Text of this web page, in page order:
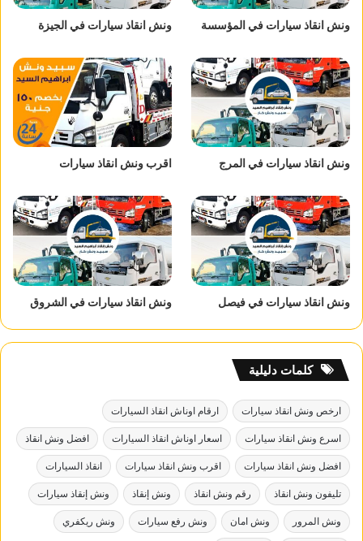
ونش انقاذ سيارات في المؤسسة ونش انقاذ سيارات في الجيزة
ونش انقاذ سيارات في المرج اقرب ونش انقاذ سيارات
ونش انقاذ سيارات في فيصل ونش انقاذ سيارات في الشروق
كلمات دليلية
ارخص ونش انقاذ سيارات ارقام اوناش انقاذ السيارات
اسرع ونش انقاذ سيارات اسعار اوناش انقاذ السيارات افضل ونش انقاذ
افضل ونش انقاذ سيارات اقرب ونش انقاذ سيارات انقاذ السيارات
تليفون ونش انقاذ رقم ونش انقاذ ونش إنقاذ ونش إنقاذ سيارات
ونش المرور ونش امان ونش رفع سيارات ونش ريكفري